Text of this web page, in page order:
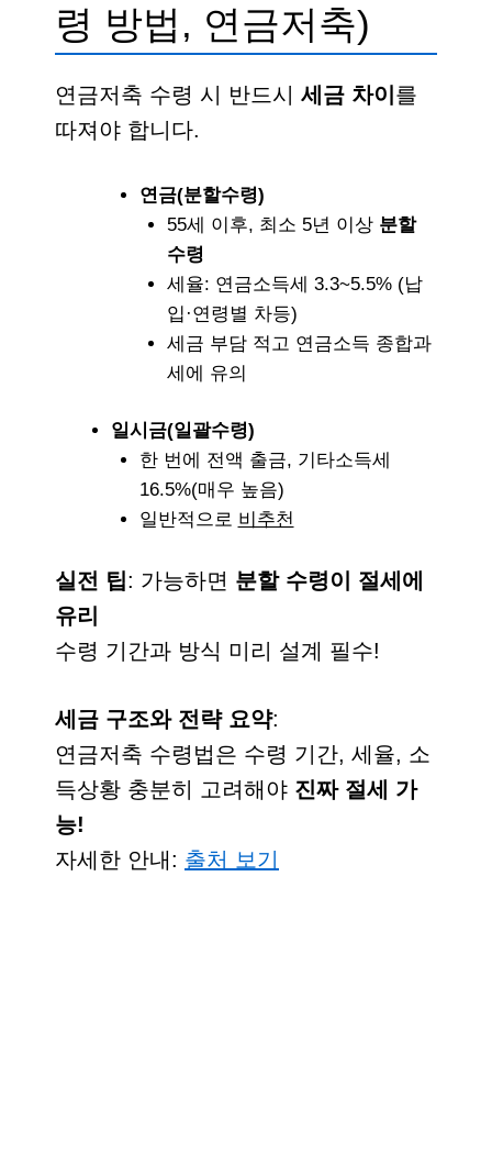
령 방법, 연금저축)
연금저축 수령 시 반드시 세금 차이를
따져야 합니다.
연금(분할수령)
55세 이후, 최소 5년 이상 분할
수령
세율: 연금소득세 3.3~5.5% (납
입·연령별 차등)
세금 부담 적고 연금소득 종합과
세에 유의
일시금(일괄수령)
한 번에 전액 출금, 기타소득세
16.5%(매우 높음)
일반적으로 비추천
실전 팁: 가능하면 분할 수령이 절세에
유리
수령 기간과 방식 미리 설계 필수!
세금 구조와 전략 요약:
연금저축 수령법은 수령 기간, 세율, 소
득상황 충분히 고려해야 진짜 절세 가
능!
자세한 안내: 출처 보기